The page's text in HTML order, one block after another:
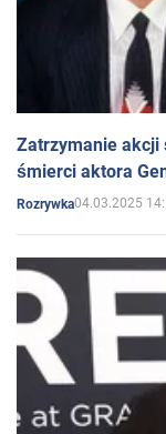
Zatrzymanie akcji
śmierci aktora
Rozrywka04.03.2025